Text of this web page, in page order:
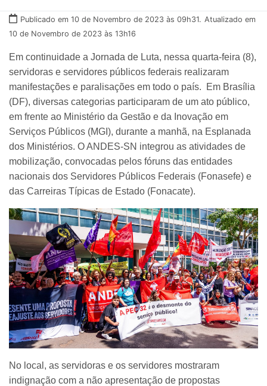
Publicado em 10 de Novembro de 2023 às 09h31. Atualizado em
10 de Novembro de 2023 às 13h16
Em continuidade a Jornada de Luta, nessa quarta-feira (8),
servidoras e servidores públicos federais realizaram
manifestações e paralisações em todo o país. Em Brasília
(DF), diversas categorias participaram de um ato público,
em frente ao Ministério da Gestão e da Inovação em
Serviços Públicos (MGI), durante a manhã, na Esplanada
dos Ministérios. O ANDES-SN integrou as atividades de
mobilização, convocadas pelos fóruns das entidades
nacionais dos Servidores Públicos Federais (Fonasefe) e
das Carreiras Típicas de Estado (Fonacate).
No local, as servidoras e os servidores mostraram
indignação com a não apresentação de propostas